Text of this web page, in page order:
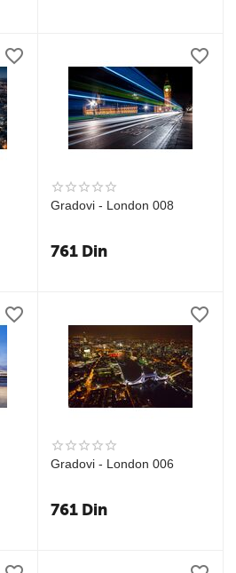
Gradovi - London 008
761 Din
Gradovi - London 006
761 Din